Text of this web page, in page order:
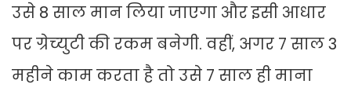
उसे 8 साल मान लिया जाएगा और इसी आधार
पर ग्रेच्‍युटी की रकम बनेगी. वहीं, अगर 7 साल 3
महीने काम करता है तो उसे 7 साल ही माना